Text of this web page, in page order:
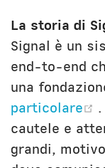
La storia di
Signal è un
end-to-end
una
particolare
cautele e
grandi,